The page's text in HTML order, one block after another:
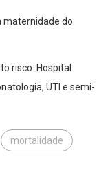
maternidade do
risco: Hospital
UTI e semi-
mortalidade